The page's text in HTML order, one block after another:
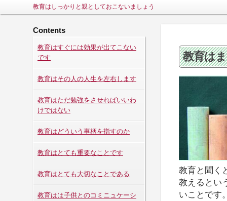
教育はしっかりと親としておこないましょう
Contents
教育はすぐには効果が出てこない
です
教育はその人の人生を左右します
教育はただ勉強をさせればいいわ
けではない
教育はどういう事柄を指すのか
教育はとても重要なことです
教育はとても大切なことである
教育はは子供とのコミニュケーシ
教育は
教育と聞く
教えるとい
いことです